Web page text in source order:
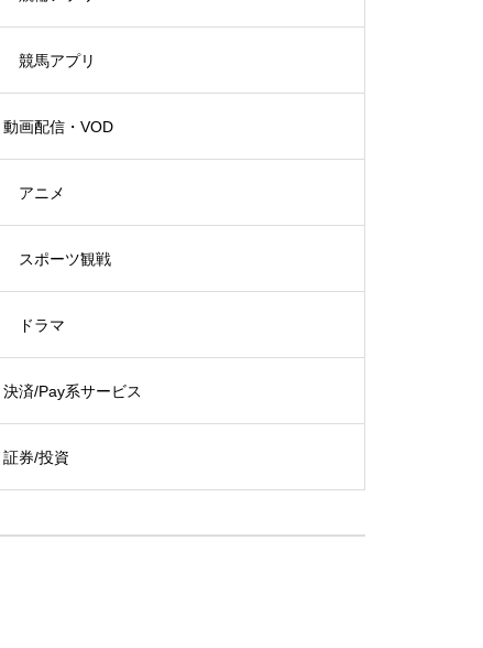
競馬アプリ
動画配信・VOD
アニメ
スポーツ観戦
ドラマ
決済/Pay系サービス
証券/投資